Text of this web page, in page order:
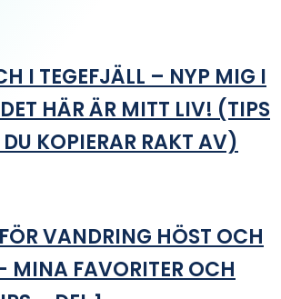
I TEGEFJÄLL – NYP MIG I
HÄR ÄR MITT LIV! (TIPS
KOPIERAR RAKT AV)
VANDRING HÖST OCH
MINA FAVORITER OCH